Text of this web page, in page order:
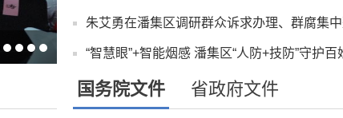
“智慧眼”+智能烟感 潘集区“人防+技防”守护百
国务院文件 省政府文件